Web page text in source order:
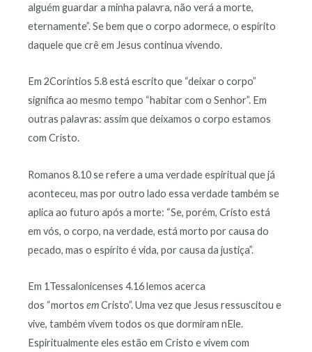
alguém guardar a minha palavra, não verá a morte,
eternamente”. Se bem que o corpo adormece, o espírito
daquele que crê em Jesus continua vivendo.
Em 2Coríntios 5.8 está escrito que “deixar o corpo”
significa ao mesmo tempo “habitar com o Senhor”. Em
outras palavras: assim que deixamos o corpo estamos
com Cristo.
Romanos 8.10 se refere a uma verdade espiritual que já
aconteceu, mas por outro lado essa verdade também se
aplica ao futuro após a morte: “Se, porém, Cristo está
em vós, o corpo, na verdade, está morto por causa do
pecado, mas o espírito é vida, por causa da justiça”.
Em 1Tessalonicenses 4.16 lemos acerca
dos “mortos emCristo”. Uma vez que Jesus ressuscitou e
vive, também vivem todos os que dormiram nEle.
Espiritualmente eles estão em Cristo e vivem com